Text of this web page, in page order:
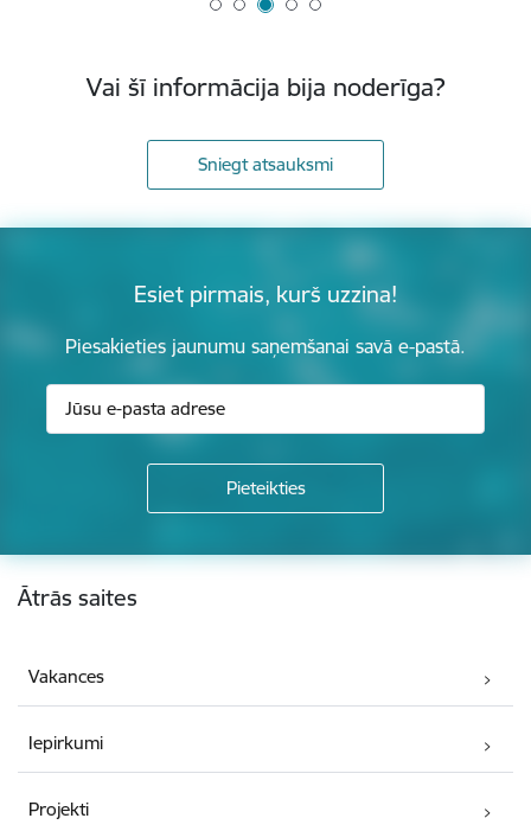
Vai šī informācija bija noderīga?
Sniegt atsauksmi
Esiet pirmais, kurš uzzina!
Piesakieties jaunumu saņemšanai savā e-pastā.
Kājene
Ātrās saites
Vakances
Iepirkumi
Projekti